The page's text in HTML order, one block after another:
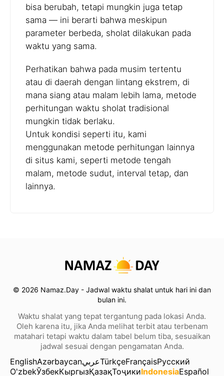
bisa berubah, tetapi mungkin juga tetap
sama — ini berarti bahwa meskipun
parameter berbeda, sholat dilakukan pada
waktu yang sama.
Perhatikan bahwa pada musim tertentu
atau di daerah dengan lintang ekstrem, di
mana siang atau malam lebih lama, metode
perhitungan waktu sholat tradisional
mungkin tidak berlaku.
Untuk kondisi seperti itu, kami
menggunakan metode perhitungan lainnya
di situs kami, seperti metode tengah
malam, metode sudut, interval tetap, dan
lainnya.
© 2026 Namaz.Day - Jadwal waktu shalat untuk hari ini dan
bulan ini.
Waktu shalat yang tepat tergantung pada lokasi Anda.
Oleh karena itu, jika Anda melihat terbit atau terbenam
matahari tetapi waktu dalam tabel belum tiba, sesuaikan
jadwal sesuai dengan pengamatan Anda.
EnglishAzərbaycanعربيTürkçeFrançaisРусский
O'zbekЎзбекКыргызҚазақТоҷикиIndonesiaEspañol